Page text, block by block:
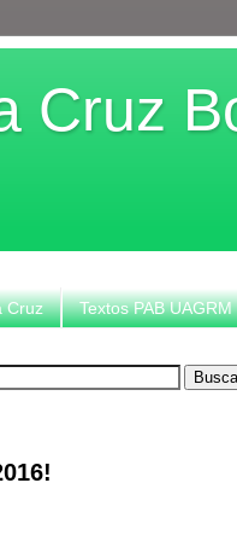
Cruz
Cruz Textos PAB UAGRM